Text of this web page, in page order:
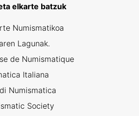
elkarte batzuk
Numismatikoa
Lagunak.
de Numismatique
Italiana
Numismatica
Society